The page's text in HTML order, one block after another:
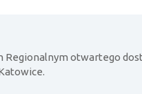
otwartego